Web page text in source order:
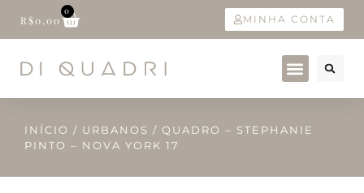
R$0,00
0
MINHA CONTA
INÍCIO / URBANOS / QUADRO – STEPHANIE
PINTO – NOVA YORK 17